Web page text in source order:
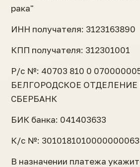
рака"⠀⠀
ИНН получателя:
КПП получателя: 312301001⠀⠀
Р/с №: 40703 810 0
БЕЛГОРОДСКОЕ ОТДЕЛЕНИЕ
СБЕРБАНК⠀⠀
БИК банка: 041403633⠀⠀
К/с №:
В назначении платежа